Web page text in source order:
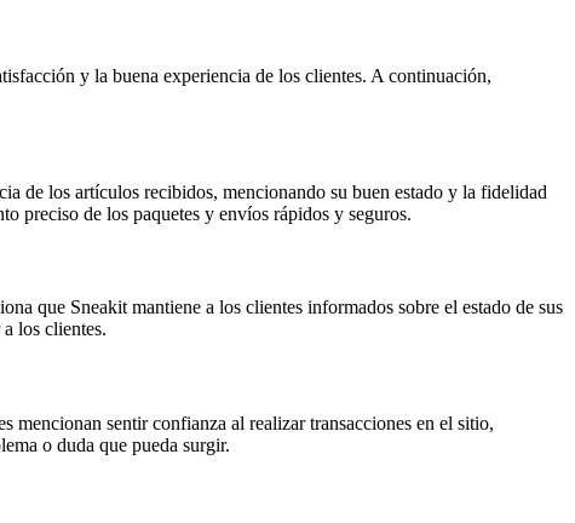
y la buena experiencia de los clientes. A continuación,
de los artículos recibidos, mencionando su buen estado y la fidelidad
preciso de los paquetes y envíos rápidos y seguros.
que Sneakit mantiene a los clientes informados sobre el estado de sus
los clientes.
mencionan sentir confianza al realizar transacciones en el sitio,
o duda que pueda surgir.